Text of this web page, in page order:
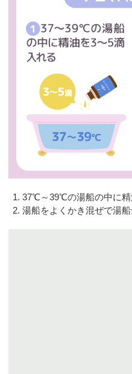
37℃～39℃の湯船の中に精
湯船をよくかき混ぜで湯